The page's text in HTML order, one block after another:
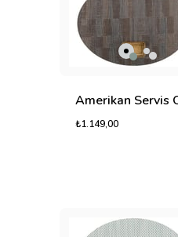
₺1.149,00